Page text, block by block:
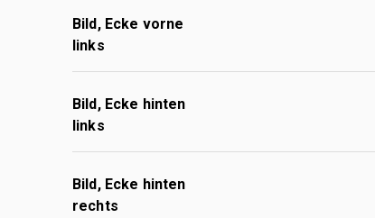
Bild, Ecke vorne
links
Bild, Ecke hinten
links
Bild, Ecke hinten
rechts